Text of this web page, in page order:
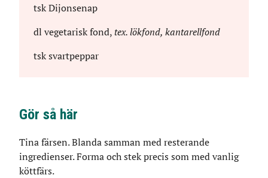
tskDijonsenap
dl vegetarisk fond,tex. lökfond, kantarellfond
tsksvartpeppar
Gör så här
Tina färsen. Blanda samman med resterande
ingredienser. Forma och stek precis som med vanlig
köttfärs.